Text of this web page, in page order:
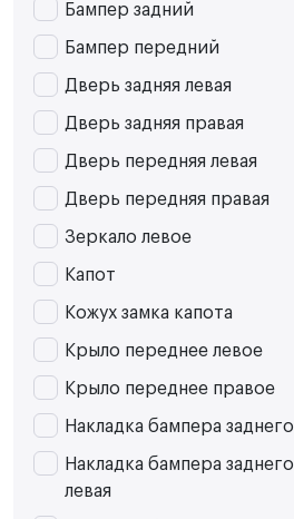
Бампер задний
Бампер передний
Дверь задняя левая
Дверь задняя правая
Дверь передняя левая
Дверь передняя правая
Зеркало левое
Капот
Кожух замка капота
Крыло переднее левое
Крыло переднее правое
Накладка бампера заднего
Накладка бампера заднего
левая